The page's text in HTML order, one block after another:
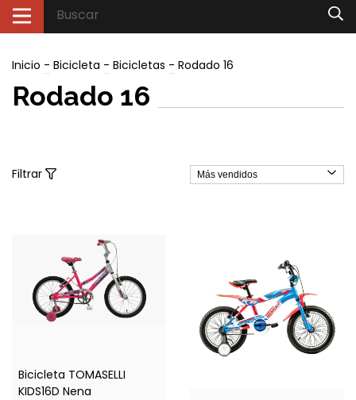
Inicio - Bicicleta - Bicicletas - Rodado 16
Rodado 16
Filtrar
Bicicleta TOMASELLI
KIDS16D Nena